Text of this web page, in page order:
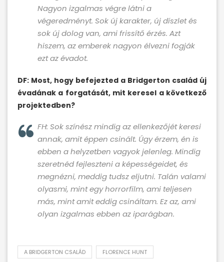
Nagyon izgalmas végre látni a
végeredményt. Sok új karakter, új díszlet és
sok új dolog van, ami frissítő érzés. Azt
hiszem, az emberek nagyon élvezni fogják
ezt az évadot.
DF: Most, hogy befejezted a Bridgerton család új
évadának a forgatását, mit keresel a következő
projektedben?
FH: Sok színész mindig az ellenkezőjét keresi
annak, amit éppen csinált. Úgy érzem, én is
ebben a helyzetben vagyok jelenleg. Mindig
szeretnéd fejleszteni a képességeidet, és
megnézni, meddig tudsz eljutni. Talán valami
olyasmi, mint egy horrorfilm, ami teljesen
más, mint amit eddig csináltam. Ez az, ami
olyan izgalmas ebben az iparágban.
A BRIDGERTON CSALÁD FLORENCE HUNT